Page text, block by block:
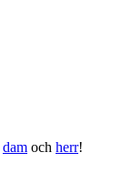
dam och herr!